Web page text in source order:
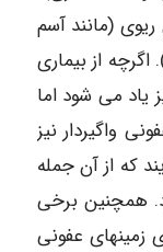
(مانند آسم
های انسدادی مزمن ریوی) (۱). اگرچه از بیماری
یاد می شود اما
واگیردار نیز
که از آن جمله
همچنین برخی
زمینهای عفونی